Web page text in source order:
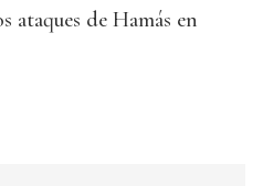
ataques de Hamás en